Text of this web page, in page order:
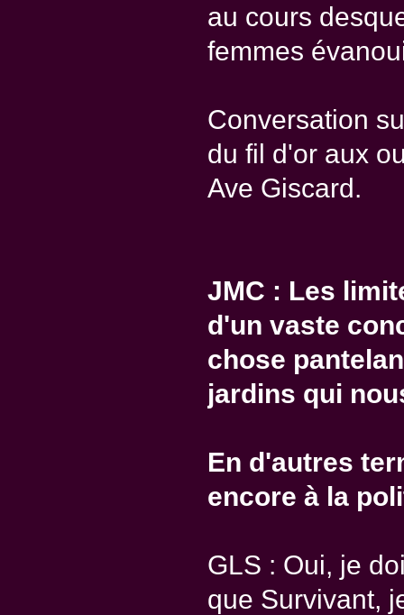
au cours
femmes
Conversation
du fil d'or aux
Ave Giscard.
JMC : Les
d'un vaste
chose
jardins qui
En d'autres
encore à la
GLS : Oui, je
que Survivant,